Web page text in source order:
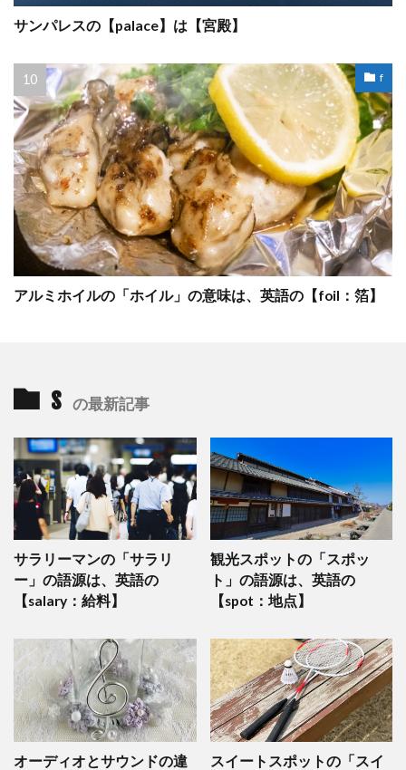
サンパレスの【palace】は【宮殿】
f
アルミホイルの「ホイル」の意味は、英語の【foil：箔】
s の最新記事
サラリーマンの「サラリ
ー」の語源は、英語の
【salary：給料】
観光スポットの「スポッ
ト」の語源は、英語の
【spot：地点】
オーディオとサウンドの違
スイートスポットの「スイ